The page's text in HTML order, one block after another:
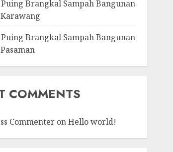
Puing Brangkal Sampah Bangunan
Puing Brangkal Sampah Bangunan
COMMENTS
CommenteronHello world!